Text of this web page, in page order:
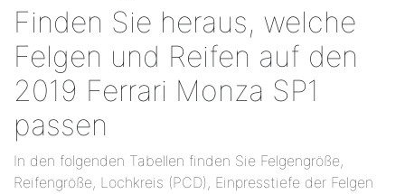
Finden Sie heraus, welche
Felgen und Reifen auf den
2019 Ferrari Monza SP1
passen
In den folgenden Tabellen finden Sie Felgengröße,
Reifengröße, Lochkreis (PCD), Einpresstiefe der Felgen